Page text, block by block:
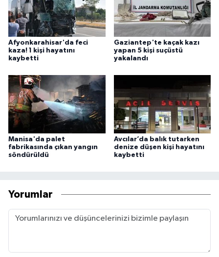
Afyonkarahisar'da feci
kaza! 1 kişi hayatını
kaybetti
Gaziantep'te kaçak kazı
yapan 5 kişi suçüstü
yakalandı
Manisa'da palet
fabrikasında çıkan yangın
söndürüldü
Avcılar’da balık tutarken
denize düşen kişi hayatını
kaybetti
Yorumlar